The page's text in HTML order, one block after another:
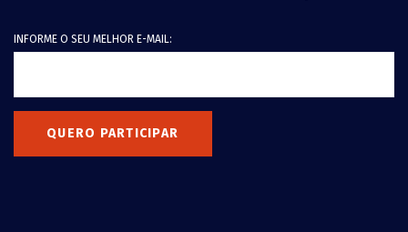
INFORME O SEU MELHOR E-MAIL:
QUERO PARTICIPAR